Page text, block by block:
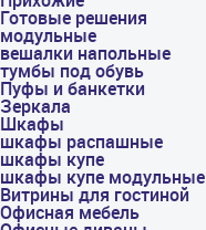
Готовые решения
модульные
вешалки напольные
тумбы под обувь
Пуфы и банкетки
Зеркала
Шкафы
шкафы распашные
шкафы купе
шкафы купе модульные
Витрины для гостиной
Офисная мебель